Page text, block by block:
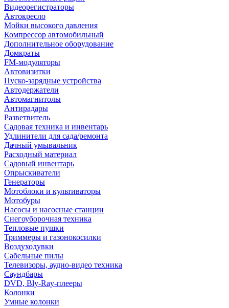
Видеорегистраторы
Автокресло
Мойки высокого давления
Компрессор автомобильный
Дополнительное оборудование
Домкраты
FM-модуляторы
Автовизитки
Пуско-зарядные устройства
Автодержатели
Автомагнитолы
Антирадары
Разветвитель
Садовая техника и инвентарь
Удлинители для сада/ремонта
Дачный умывальник
Расходный материал
Садовый инвентарь
Опрыскиватели
Генераторы
Мотоблоки и культиваторы
Мотобуры
Насосы и насосные станции
Снегоуборочная техника
Тепловые пушки
Триммеры и газонокосилки
Воздуходувки
Сабельные пилы
Телевизоры, аудио-видео техника
Саундбары
DVD, Bly-Ray-плееры
Колонки
Умные колонки